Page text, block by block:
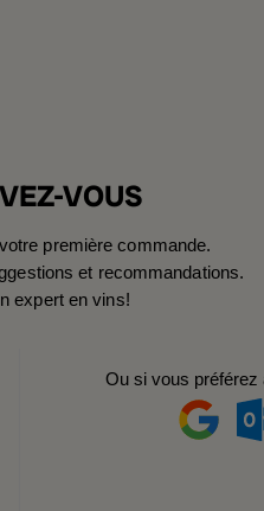
VOUS
première commande.
et recommandations.
expert en vins!
Ou si vous préférez